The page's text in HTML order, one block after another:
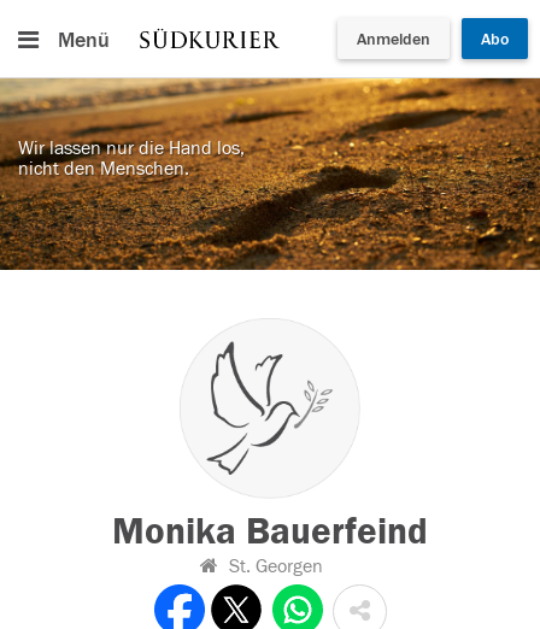
Menü Anmelden Abo
Wir lassen nur die Hand los,
nicht den Menschen.
Monika Bauerfeind
St. Georgen